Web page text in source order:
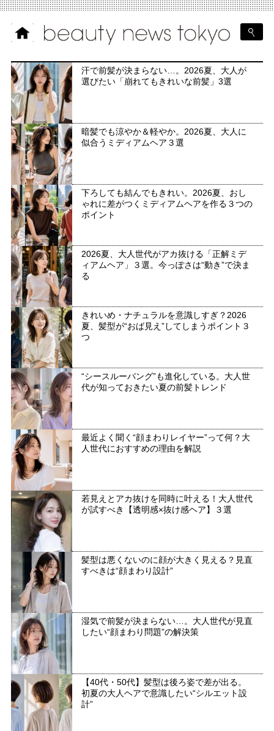
汗で前髪が決まらない…。2026夏、大人が
選びたい「崩れてもきれいな前髪」3選
暗髪でも涼やか＆軽やか。2026夏、大人に
似合うミディアムヘア３選
下ろしても結んでもきれい。2026夏、おし
ゃれに差がつくミディアムヘアを作る３つの
ポイント
2026夏、大人世代がアカ抜ける「正解ミデ
ィアムヘア」３選。今っぽさは“動き”で決ま
る
きれいめ・ナチュラルを意識しすぎ？2026
夏、髪型が“おば見え”してしまうポイント３
つ
“シースルーバング”も進化している。大人世
代が知っておきたい夏の前髪トレンド
最近よく聞く“顔まわりレイヤー”って何？大
人世代におすすめの理由を解説
若見えとアカ抜けを同時に叶える！大人世代
が試すべき【透明感×抜け感ヘア】３選
髪型は悪くないのに顔が大きく見える？見直
すべきは“顔まわり設計”
湿気で前髪が決まらない…。大人世代が見直
したい“顔まわり問題”の解決策
【40代・50代】髪型は後ろ姿で差が出る。
初夏の大人ヘアで意識したい“シルエット設
計”